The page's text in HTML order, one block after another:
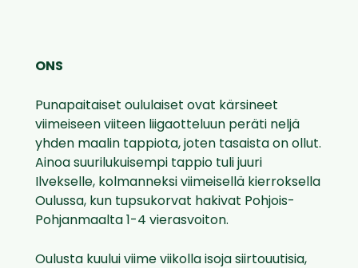
ONS
Punapaitaiset oululaiset ovat kärsineet
viimeiseen viiteen liigaotteluun peräti neljä
yhden maalin tappiota, joten tasaista on ollut.
Ainoa suurilukuisempi tappio tuli juuri
Ilvekselle, kolmanneksi viimeisellä kierroksella
Oulussa, kun tupsukorvat hakivat Pohjois-
Pohjanmaalta 1-4 vierasvoiton.
Oulusta kuului viime viikolla isoja siirtouutisia,